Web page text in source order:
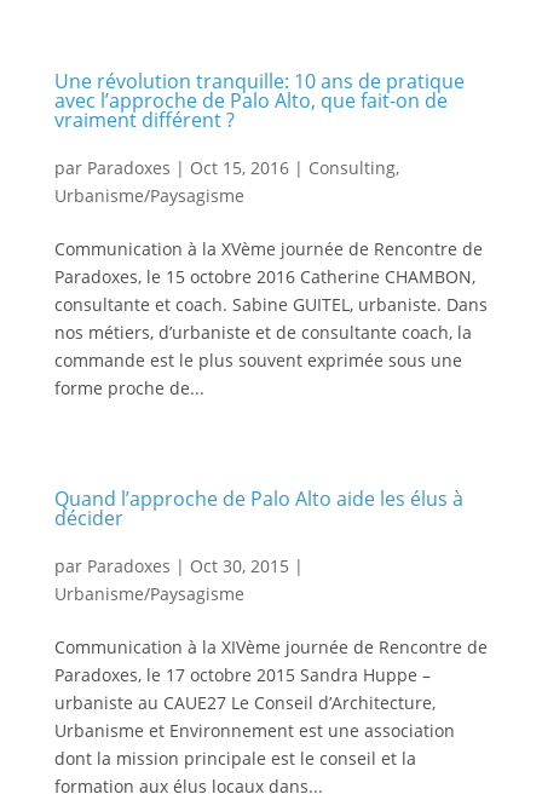
Une révolution tranquille: 10 ans de pratique
avec l’approche de Palo Alto, que fait-on de
vraiment différent ?
par Paradoxes | Oct 15, 2016| Consulting,
Urbanisme/Paysagisme
Communication à la XVème journée de Rencontre de
Paradoxes, le 15 octobre 2016 Catherine CHAMBON,
consultante et coach. Sabine GUITEL, urbaniste. Dans
nos métiers, d’urbaniste et de consultante coach, la
commande est le plus souvent exprimée sous une
forme proche de...
Quand l’approche de Palo Alto aide les élus à
décider
par Paradoxes | Oct 30, 2015 |
Urbanisme/Paysagisme
Communication à la XIVème journée de Rencontre de
Paradoxes, le 17 octobre 2015 Sandra Huppe –
urbaniste au CAUE27 Le Conseil d’Architecture,
Urbanisme et Environnement est une association
dont la mission principale est le conseil et la
formation aux élus locaux dans...